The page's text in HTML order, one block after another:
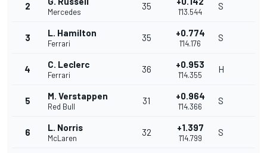
2
Mercedes
35
1'13.544
S
3 L. Hamilton
Ferrari
35 +0.774
1'14.176
S
4 C. Leclerc
Ferrari
36 +0.953
1'14.355
H
5 M. Verstappen
Red Bull
31 +0.964
1'14.366
S
6 L. Norris
McLaren
32 +1.397
1'14.799
S